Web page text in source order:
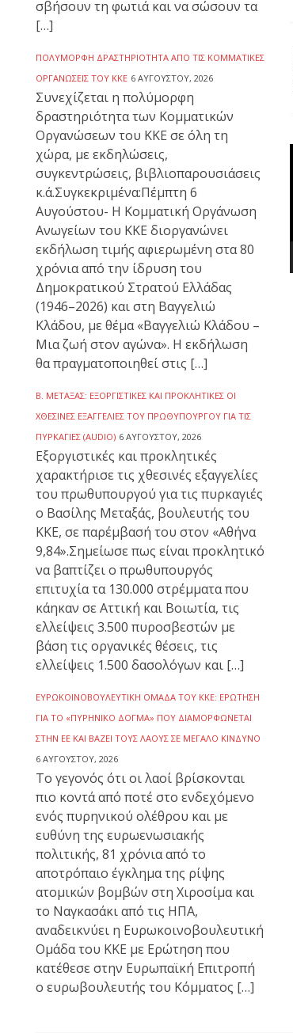
σβήσουν τη φωτιά και να σώσουν τα
[…]
ΠΟΛΎΜΟΡΦΗ ΔΡΑΣΤΗΡΙΌΤΗΤΑ ΑΠΌ ΤΙΣ ΚΟΜΜΑΤΙΚΈΣ
ΟΡΓΑΝΏΣΕΙΣ ΤΟΥ ΚΚΕ 6 ΑΥΓΟΎΣΤΟΥ, 2026
Συνεχίζεται η πολύμορφη
δραστηριότητα των Κομματικών
Οργανώσεων του ΚΚΕ σε όλη τη
χώρα, με εκδηλώσεις,
συγκεντρώσεις, βιβλιοπαρουσιάσεις
κ.ά.Συγκεκριμένα:Πέμπτη 6
Αυγούστου- Η Κομματική Οργάνωση
Ανωγείων του ΚΚΕ διοργανώνει
εκδήλωση τιμής αφιερωμένη στα 80
χρόνια από την ίδρυση του
Δημοκρατικού Στρατού Ελλάδας
(1946–2026) και στη Βαγγελιώ
Κλάδου, με θέμα «Βαγγελιώ Κλάδου –
Μια ζωή στον αγώνα». Η εκδήλωση
θα πραγματοποιηθεί στις […]
Β. ΜΕΤΑΞΆΣ: ΕΞΟΡΓΙΣΤΙΚΈΣ ΚΑΙ ΠΡΟΚΛΗΤΙΚΈΣ ΟΙ
ΧΘΕΣΙΝΈΣ ΕΞΑΓΓΕΛΊΕΣ ΤΟΥ ΠΡΩΘΥΠΟΥΡΓΟΎ ΓΙΑ ΤΙΣ
ΠΥΡΚΑΓΙΈΣ (AUDIO) 6 ΑΥΓΟΎΣΤΟΥ, 2026
Εξοργιστικές και προκλητικές
χαρακτήρισε τις χθεσινές εξαγγελίες
του πρωθυπουργού για τις πυρκαγιές
ο Βασίλης Μεταξάς, βουλευτής του
ΚΚΕ, σε παρέμβασή του στον «Αθήνα
9,84».Σημείωσε πως είναι προκλητικό
να βαπτίζει ο πρωθυπουργός
επιτυχία τα 130.000 στρέμματα που
κάηκαν σε Αττική και Βοιωτία, τις
ελλείψεις 3.500 πυροσβεστών με
βάση τις οργανικές θέσεις, τις
ελλείψεις 1.500 δασολόγων και […]
ΕΥΡΩΚΟΙΝΟΒΟΥΛΕΥΤΙΚΉ ΟΜΆΔΑ ΤΟΥ ΚΚΕ: ΕΡΏΤΗΣΗ
ΓΙΑ ΤΟ «ΠΥΡΗΝΙΚΌ ΔΌΓΜΑ» ΠΟΥ ΔΙΑΜΟΡΦΏΝΕΤΑΙ
ΣΤΗΝ ΕΕ ΚΑΙ ΒΆΖΕΙ ΤΟΥΣ ΛΑΟΎΣ ΣΕ ΜΕΓΆΛΟ ΚΊΝΔΥΝΟ
6 ΑΥΓΟΎΣΤΟΥ, 2026
To γεγονός ότι οι λαοί βρίσκονται
πιο κοντά από ποτέ στο ενδεχόμενο
ενός πυρηνικού ολέθρου και με
ευθύνη της ευρωενωσιακής
πολιτικής, 81 χρόνια από το
αποτρόπαιο έγκλημα της ρίψης
ατομικών βομβών στη Χιροσίμα και
το Ναγκασάκι από τις ΗΠΑ,
αναδεικνύει η Ευρωκοινοβουλευτική
Ομάδα του ΚΚΕ με Ερώτηση που
κατέθεσε στην Ευρωπαϊκή Επιτροπή
ο ευρωβουλευτής του Κόμματος […]